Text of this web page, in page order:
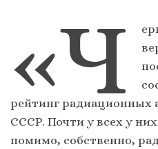
«Ч
рейтинг радиационных
СССР. Почти у всех у
помимо, собственно,